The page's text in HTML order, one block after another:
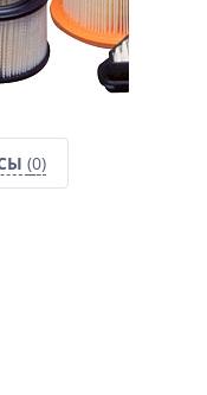
(0)